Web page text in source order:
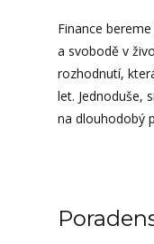
Finance
a svobodě v
rozhodnutí,
let. Jednoduše,
na dlouhodobý